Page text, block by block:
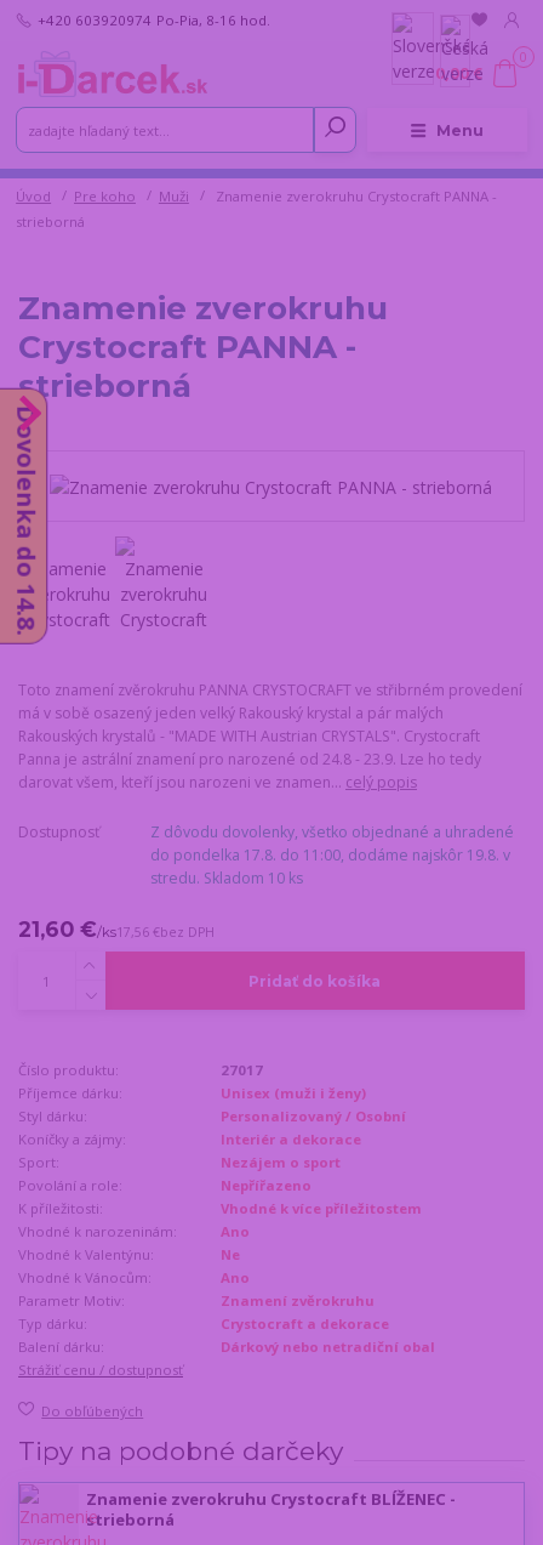
Menu
+420 603920974 Po-Pia, 8-16 hod.
0
0,00 €
Úvod Pre koho Muži
Znamenie zverokruhu Crystocraft PANNA -
strieborná
Znamenie zverokruhu
Crystocraft PANNA -
strieborná
Toto znamení zvěrokruhu PANNA CRYSTOCRAFT ve střibrném provedení
má v sobě osazený jeden velký Rakouský krystal a pár malých
Rakouských krystalů - "MADE WITH Austrian CRYSTALS". Crystocraft
Panna je astrální znamení pro narozené od 24.8 - 23.9. Lze ho tedy
darovat všem, kteří jsou narozeni ve znamen... celý popis
Dostupnosť
Z dôvodu dovolenky, všetko objednané a uhradené
do pondelka 17.8. do 11:00, dodáme najskôr 19.8. v
stredu. Skladom 10 ks
21,60 €/ks17,56 €bez DPH
Pridať do košíka
Číslo produktu:
27017
Příjemce dárku:
Unisex (muži i ženy)
Styl dárku:
Personalizovaný / Osobní
Koníčky a zájmy:
Interiér a dekorace
Sport:
Nezájem o sport
Povolání a role:
Nepřířazeno
K příležitosti:
Vhodné k více příležitostem
Vhodné k narozeninám:
Ano
Vhodné k Valentýnu:
Ne
Vhodné k Vánocům:
Ano
Parametr Motiv:
Znamení zvěrokruhu
Typ dárku:
Crystocraft a dekorace
Balení dárku:
Dárkový nebo netradiční obal
Strážiť cenu / dostupnosť
Do obľúbených
Tipy na podobné darčeky
Znamenie zverokruhu Crystocraft BLÍŽENEC -
strieborná
Dovolenka do 14.8.